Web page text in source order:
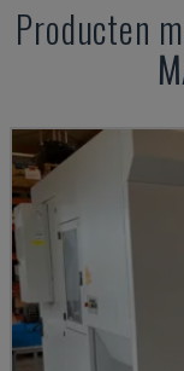
Producten